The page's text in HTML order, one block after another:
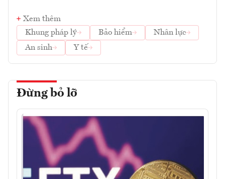
Xem thêm
Khung pháp lý
Bảo hiểm
Nhân lực
An sinh
Y tế
Đừng bỏ lỡ